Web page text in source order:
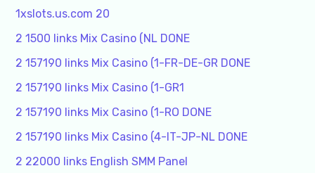
1xslots.us.com 20
2 1500 links Mix Casino (NL DONE
2 157190 links Mix Casino (1-FR-DE-GR DONE
2 157190 links Mix Casino (1-GR1
2 157190 links Mix Casino (1-RO DONE
2 157190 links Mix Casino (4-IT-JP-NL DONE
2 22000 links English SMM Panel